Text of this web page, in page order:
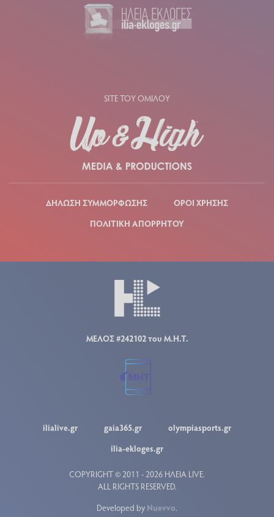
SITE ΤΟΥ ΟΜΙΛΟΥ
ΔΗΛΩΣΗ ΣΥΜΜΟΡΦΩΣΗΣ
ΟΡΟΙ ΧΡΗΣΗΣ
ΠΟΛΙΤΙΚΗ ΑΠΟΡΡΗΤΟΥ
ΜΕΛΟΣ #242102 του Μ.Η.Τ.
ilialive.gr gaia365.gr
olympiasports.gr
ilia-ekloges.gr
COPYRIGHT © 2011 - 2026 ΗΛΕΙΑ LIVE.
ALL RIGHTS RESERVED.
Developed by Nuevvo.